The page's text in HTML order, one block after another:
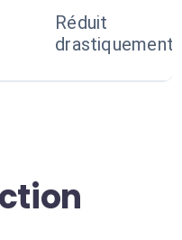
Réduit
drastiquement